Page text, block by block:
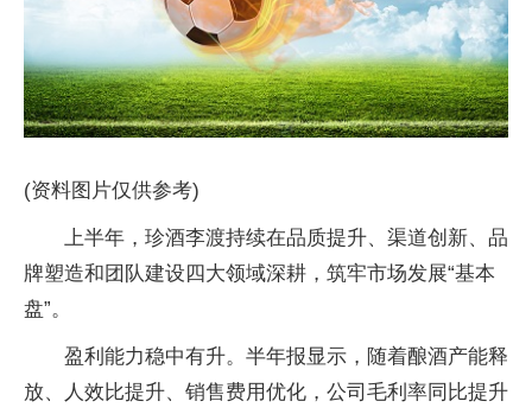
(资料图片仅供参考)
上半年，珍酒李渡持续在品质提升、渠道创新、品
牌塑造和团队建设四大领域深耕，筑牢市场发展“基本
盘”。
盈利能力稳中有升。半年报显示，随着酿酒产能释
放、人效比提升、销售费用优化，公司毛利率同比提升